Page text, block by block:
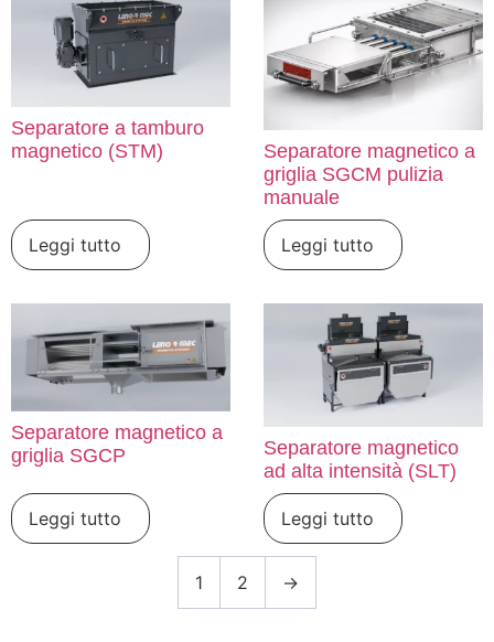
Separatore a tamburo
magnetico (STM)
Leggi tutto
Separatore magnetico a
griglia SGCM pulizia
manuale
Leggi tutto
Separatore magnetico a
griglia SGCP
Leggi tutto
Separatore magnetico
ad alta intensità (SLT)
Leggi tutto
1 2 →